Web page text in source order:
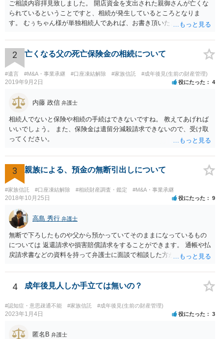
ご相談内容拝見致しました。 開店資金を支出された親御さんが亡くな
られているということですと、相続が発生しているところとなりま
す。 むぅちゃん様が単独相続人であれば、お書き頂いたような方法で
相続人おられるということであれば、他の相続人との協議が必要とな
るところです。 また、当該点とは別にご主人から貸付ではなく贈与で
あると主張される可能性がございます。 その場合には、貸付であるこ
とを伺わせる事情をどれだけ積み重ねることが出来るか、というとこ
ろとなります。 返済の事実や、返済を約束するメール等です。 金額の
おく方が宜しいかと思います。 緊急という訳ではないかと思います
が、事前準備が早い方が有効な手段が増える傾向にありますので、早
目に弁護士を入れられることを御検討頂くと良いかと思います。
2 亡くなる父の死亡保険金の相続について
#遺言 #M&A・事業承継 #口座凍結解除 #家族信託 #成年後見(生前の財産管理)
2019年9月2日 役にたった 4
内藤 政信 弁護士
相続人でないと保険や相続の手続はできないですね。 教えてあげれば
いいでしょう。 また、保険金は遺留分減殺請求できないので、受け取
ってください。
3 親族による、預金の無断引出しについて
#家族信託 #口座凍結解除 #相続財産調査・鑑定 #M&A・事業承継
2018年10月25日 役にたった 9
高島 秀行 弁護士
無断で下ろしたものや父から預かっていてそのままになっているもの
については 返還請求や損害賠償請求をすることができます。 通帳や払
戻請求書などの資料を持って弁護士に面談で相談した方がよいと思い
4 成年後見人しか手立ては無いの？
#認知症・意思疎通不能 #家族信託 #成年後見(生前の財産管理)
2023年1月4日 役にたった 3
匿名B 弁護士